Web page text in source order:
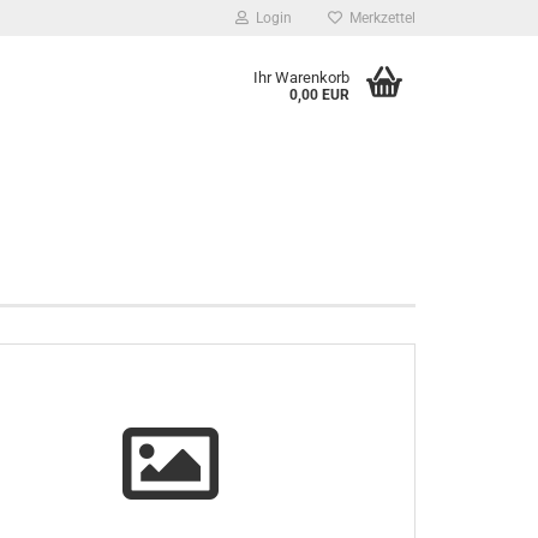
Login Merkzettel
Ihr Warenkorb
0,00 EUR